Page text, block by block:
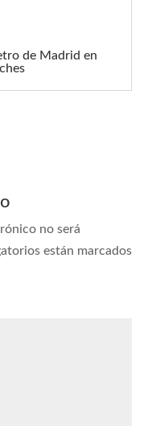
de Madrid en
no será
están marcados